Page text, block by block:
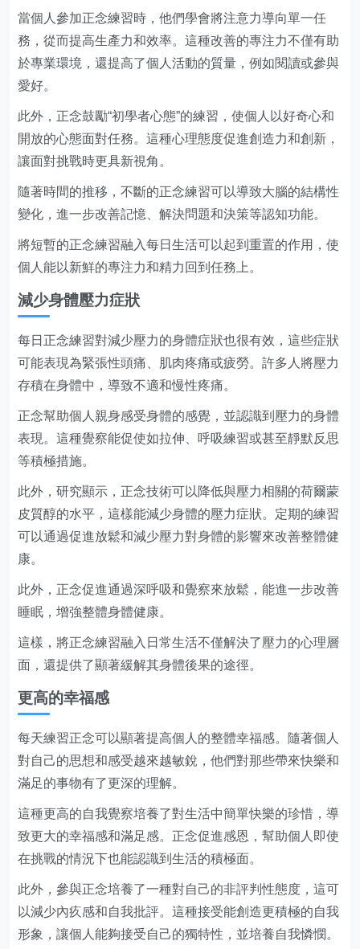
當個人參加正念練習時，他們學會將注意力導向單一任
務，從而提高生產力和效率。這種改善的專注力不僅有助
於專業環境，還提高了個人活動的質量，例如閱讀或參與
愛好。
此外，正念鼓勵“初學者心態”的練習，使個人以好奇心和
開放的心態面對任務。這種心理態度促進創造力和創新，
讓面對挑戰時更具新視角。
隨著時間的推移，不斷的正念練習可以導致大腦的結構性
變化，進一步改善記憶、解決問題和決策等認知功能。
將短暫的正念練習融入每日生活可以起到重置的作用，使
個人能以新鮮的專注力和精力回到任務上。
減少身體壓力症狀
每日正念練習對減少壓力的身體症狀也很有效，這些症狀
可能表現為緊張性頭痛、肌肉疼痛或疲勞。許多人將壓力
存積在身體中，導致不適和慢性疼痛。
正念幫助個人親身感受身體的感覺，並認識到壓力的身體
表現。這種覺察能促使如拉伸、呼吸練習或甚至靜默反思
等積極措施。
此外，研究顯示，正念技術可以降低與壓力相關的荷爾蒙
皮質醇的水平，這樣能減少身體的壓力症狀。定期的練習
可以通過促進放鬆和減少壓力對身體的影響來改善整體健
康。
此外，正念促進通過深呼吸和覺察來放鬆，能進一步改善
睡眠，增強整體身體健康。
這樣，將正念練習融入日常生活不僅解決了壓力的心理層
面，還提供了顯著緩解其身體後果的途徑。
更高的幸福感
每天練習正念可以顯著提高個人的整體幸福感。隨著個人
對自己的思想和感受越來越敏銳，他們對那些帶來快樂和
滿足的事物有了更深的理解。
這種更高的自我覺察培養了對生活中簡單快樂的珍惜，導
致更大的幸福感和滿足感。正念促進感恩，幫助個人即使
在挑戰的情況下也能認識到生活的積極面。
此外，參與正念培養了一種對自己的非評判性態度，這可
以減少內疚感和自我批評。這種接受能創造更積極的自我
形象，讓個人能夠接受自己的獨特性，並培養自我憐憫。